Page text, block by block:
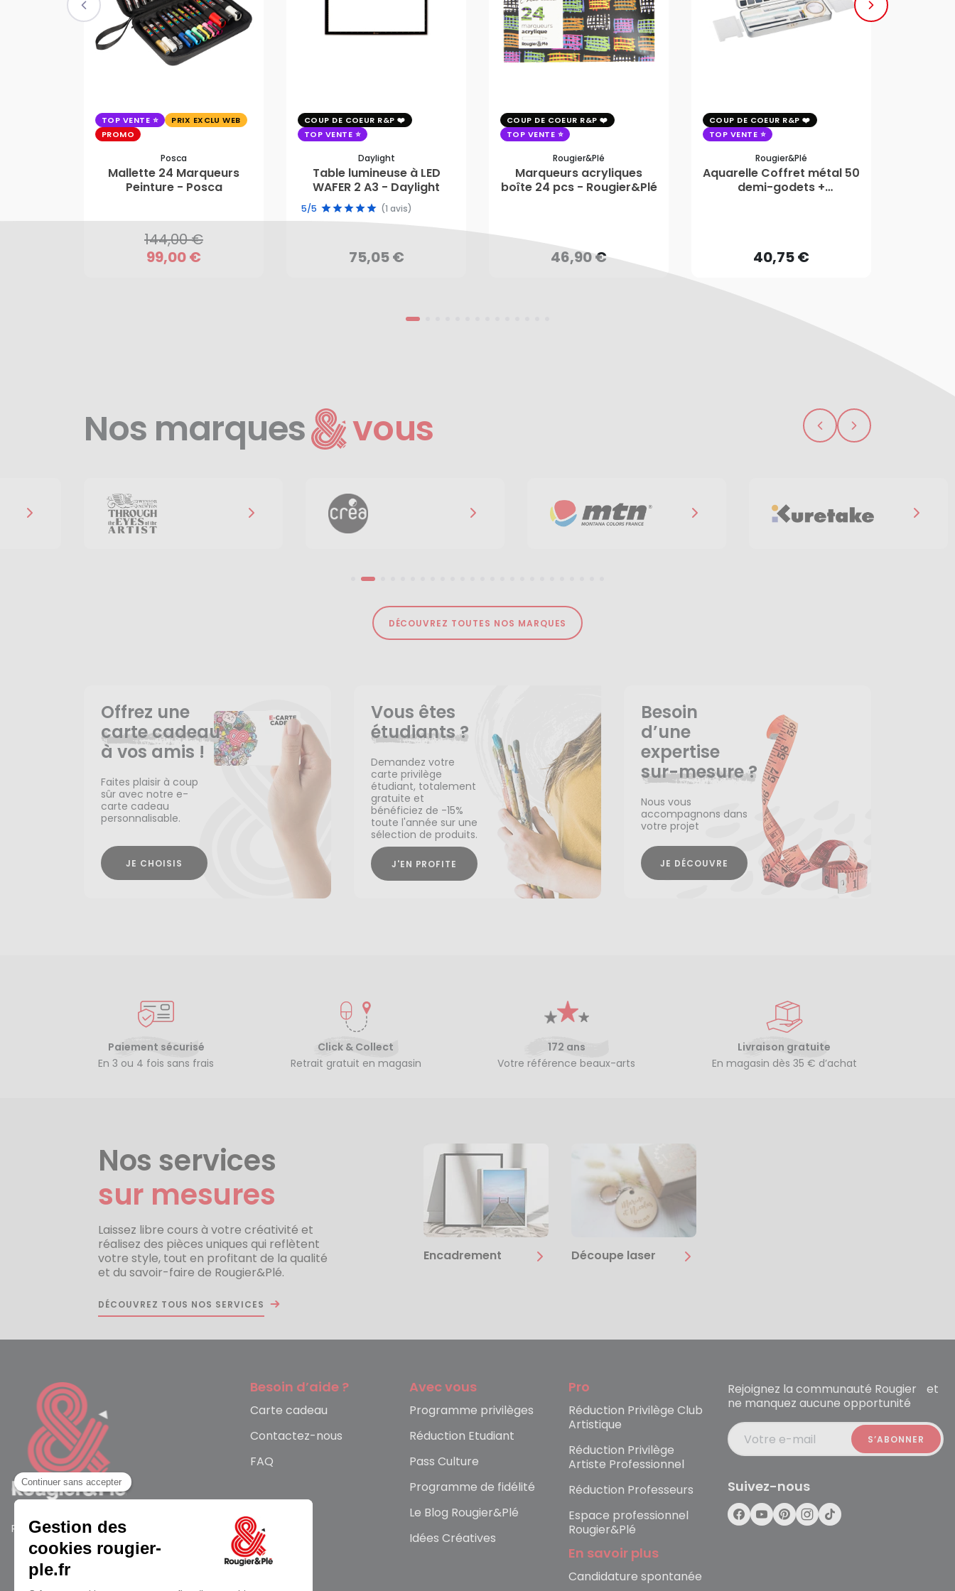
TOP VENTE
PRIX EXCLU WEB
PROMO
Posca
Mallette 24 Marqueurs
Peinture - Posca
144,00 €
99,00 €
144,00 €
COUP DE COEUR R&P
TOP VENTE
Daylight
Table lumineuse à LED
WAFER 2 A3 - Daylight
5/5 (1 avis)
75,05 €
75,05 €
COUP DE COEUR R&P
TOP VENTE
Rougier&plé
Marqueurs acryliques
boîte 24 pcs - Rougier&Plé
46,90 €
AJOUTER AU PANIER
COUP DE COEUR R&P
TOP VENTE
Rougier&plé
Aquarelle Coffret métal 50
demi-godets +
40,75 €
AJOUTER AU PANIER
Nos marques vous
DÉCOUVREZ TOUTES NOS MARQUES
Offrez une
carte cadeau
à vos amis !
Faites plaisir à coup
sûr avec notre e-
carte cadeau
personnalisable.
JE CHOISIS
Vous êtes
étudiants ?
Demandez votre
carte privilège
étudiant, totalement
gratuite et
bénéficiez de -15%
toute l'année sur une
sélection de produits.
J'EN PROFITE
Besoin
d’une
expertise
sur-mesure ?
Nous vous
accompagnons dans
votre projet
JE DÉCOUVRE
Paiement sécurisé
En 3 ou 4 fois sans frais
Click & Collect
Retrait gratuit en magasin
172 ans
Votre référence beaux-arts
Livraison gratuite
En magasin dès 35 € d’achat
Nos services
sur mesures
Laissez libre cours à votre créativité et
réalisez des pièces uniques qui reflètent
votre style, tout en profitant de la qualité
et du savoir-faire de Rougier&Plé.
DÉCOUVREZ TOUS NOS SERVICES
Encadrement Découpe laser
Rougier et Plé 2026 Copyright
Besoin d’aide ?
Carte cadeau
Contactez-nous
FAQ
Avec vous
Programme privilèges
Réduction Etudiant
Pass Culture
Programme de fidélité
Le Blog Rougier&Plé
Idées Créatives
Pro
Réduction Privilège Club
Artistique
Réduction Privilège
Artiste Professionnel
Réduction Professeurs
Espace professionnel
Rougier&Plé
En savoir plus
Candidature spontanée
Rejoignez la communauté Rougier et
ne manquez aucune opportunité
Votre e-mail
Suivez-nous